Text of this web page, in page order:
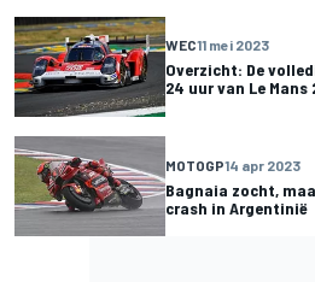
WEC11 mei 2023
Overzicht: De
24 uur van Le Mans
MOTOGP14 apr 2023
Bagnaia zocht,
crash in Argentinië